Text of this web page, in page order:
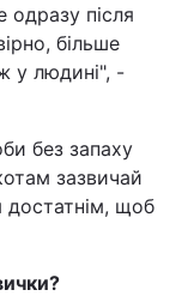
одразу після
більше
у людині", -
без запаху
зазвичай
щоб